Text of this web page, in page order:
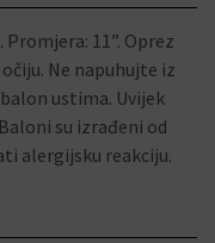
11”. Oprez
Ne napuhujte iz
ustima. Uvijek
su izrađeni od
alergijsku reakciju.